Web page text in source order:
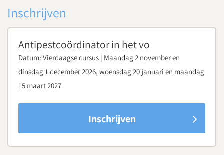
Inschrijven
Antipestcoördinator in het vo
Datum: Vierdaagse cursus | Maandag 2 november en
dinsdag 1 december 2026, woensdag 20 januari en maandag
15 maart 2027
Inschrijven